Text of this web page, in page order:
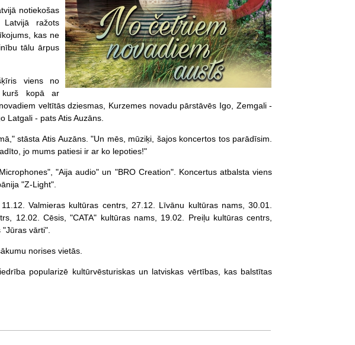
notiekošas
ražots
kas ne
tālu ārpus
viens no
kurš kopā ar
veltītās dziesmas, Kurzemes novadu pārstāvēs Igo, Zemgali -
Latgali - pats Atis Auzāns.
stāsta Atis Auzāns. "Un mēs, mūziķi, šajos koncertos tos parādīsim.
jo mums patiesi ir ar ko lepoties!"
"Aija audio" un "BRO Creation". Koncertus atbalsta viens
"Z-Light".
Valmieras kultūras centrs, 27.12. Līvānu kultūras nams, 30.01.
12.02. Cēsis, "CATA" kultūras nams, 19.02. Preiļu kultūras centrs,
vārti".
norises vietās.
popularizē kultūrvēsturiskas un latviskas vērtības, kas balstītas